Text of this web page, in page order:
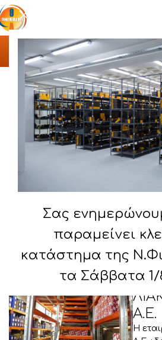
Σας
παραμείνει
κατάστημα της
τα Σάββατα 1/
Αρχική/ΥΛΟΠΟΙΗΜΕΝΑ ΕΡΓΑ/
Α.Ε.
Η